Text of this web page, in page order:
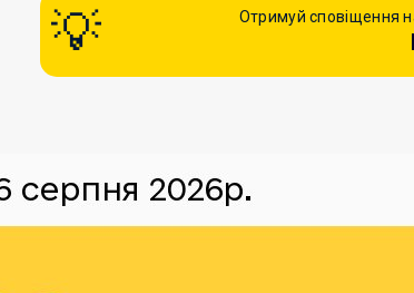
Отримуй сповіщення